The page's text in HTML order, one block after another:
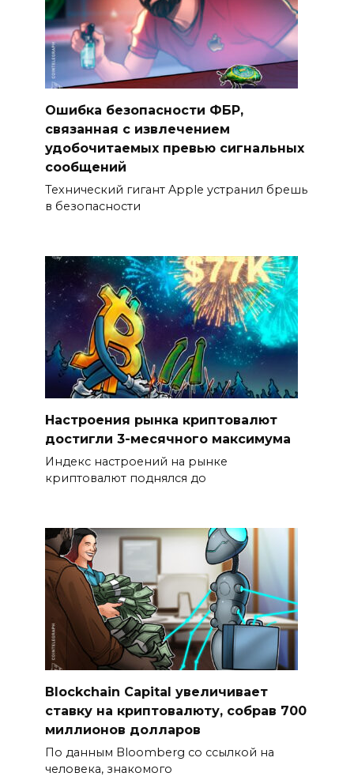
Ошибка безопасности ФБР,
связанная с извлечением
удобочитаемых превью сигнальных
сообщений
Технический гигант Apple устранил брешь
в безопасности
Настроения рынка криптовалют
достигли 3-месячного максимума
Индекс настроений на рынке
криптовалют поднялся до
Blockchain Capital увеличивает
ставку на криптовалюту, собрав 700
миллионов долларов
По данным Bloomberg со ссылкой на
человека, знакомого